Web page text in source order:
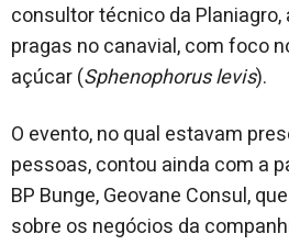
consultor técnico da
pragas no canavial, com foco
açúcar (Sphenophorus levis).
O evento, no qual estavam
pessoas, contou ainda com a
BP Bunge, Geovane Consul,
sobre os negócios da